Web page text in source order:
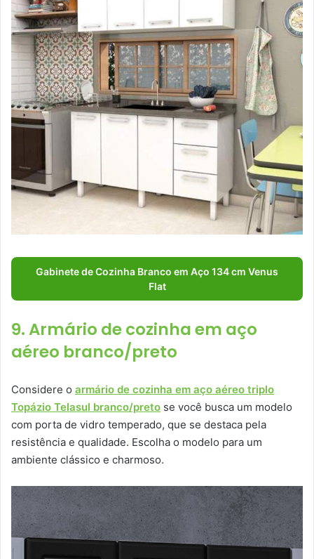
Gabinete de Cozinha Branco em Aço 134 cm Venus
Flat
9. Armário de cozinha em aço
aéreo branco/preto
Considere o armário de cozinha em aço aéreo triplo
Topázio Telasul branco/preto se você busca um modelo
com porta de vidro temperado, que se destaca pela
resistência e qualidade. Escolha o modelo para um
ambiente clássico e charmoso.